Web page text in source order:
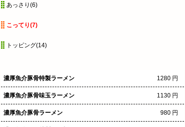
あっさり(6)
こってり(7)
トッピング(14)
濃厚魚介豚骨特製ラーメン 1280 円
濃厚魚介豚骨味玉ラーメン 1130 円
濃厚魚介豚骨ラーメン 980 円